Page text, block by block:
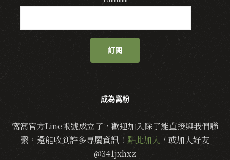
訂閱
成為窩粉
窩窩官方Line帳號成立了，歡迎加入除了能直接與我們聯
繫，還能收到許多專屬資訊！ 點此加入 ，或加入好友
@341jxhxz